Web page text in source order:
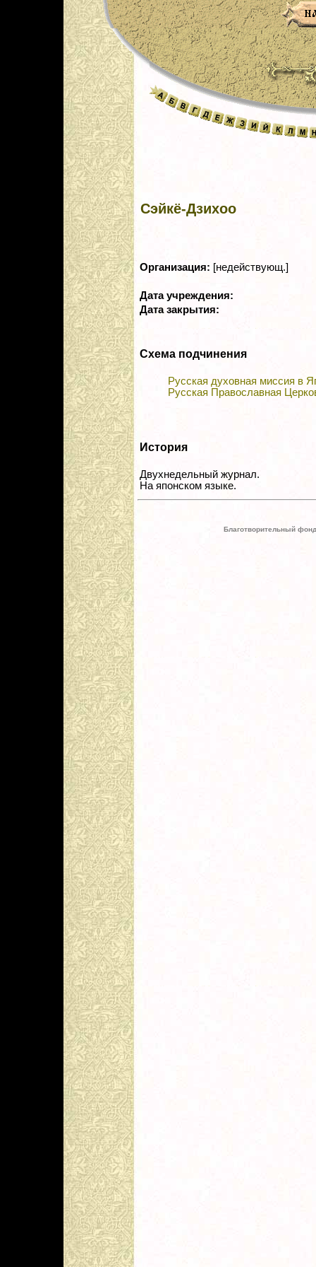
Сэйкё-Дзихоо
Организация: [недействующ.]
Дата учреждения:
Дата закрытия:
Схема подчинения
Русская духовная миссия в
Русская Православная
История
Двухнедельный журнал.
На японском языке.
Благотворительный